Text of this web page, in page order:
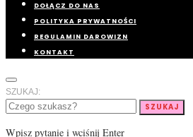
DOŁĄCZ DO NAS
POLITYKA PRYWATNOŚCI
REGULAMIN DAROWIZN
KONTAKT
SZUKAJ:
SZUKAJ
Wpisz pytanie i wciśnij Enter